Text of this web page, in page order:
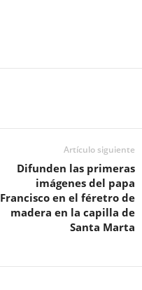
Artículo siguiente
Difunden las primeras
imágenes del papa
Francisco en el féretro de
madera en la capilla de
Santa Marta